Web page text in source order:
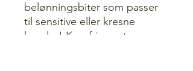
belønningsbiter som passer
til sensitive eller kresne
hunder! Kornfri og uten